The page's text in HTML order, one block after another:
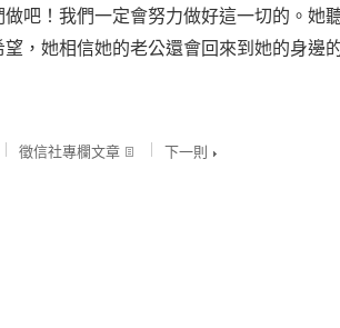
吧！我們一定會努力做好這一切的。她
，她相信她的老公還會回來到她的身邊
徵信社專欄文章 下一則